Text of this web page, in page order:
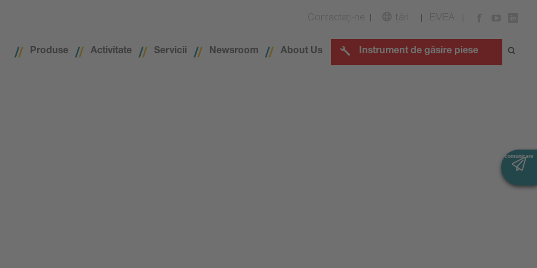
Contactaţi-ne țări EMEA
Produse Activitate Servicii Newsroom About Us Instrument de găsire piese
comunicare